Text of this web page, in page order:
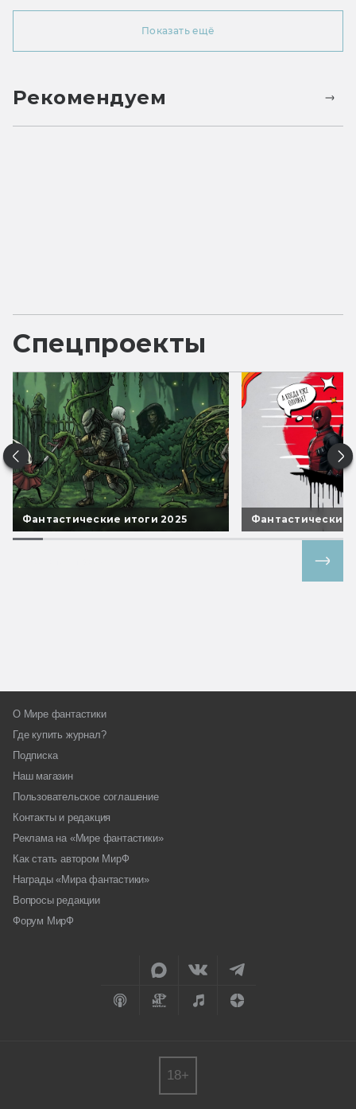
Показать ещё
Рекомендуем
Спецпроекты
Фантастические итоги 2025 Фантастические
О Мире фантастики
Где купить журнал?
Подписка
Наш магазин
Пользовательское соглашение
Контакты и редакция
Реклама на «Мире фантастики»
Как стать автором МирФ
Награды «Мира фантастики»
Вопросы редакции
Форум МирФ
18+